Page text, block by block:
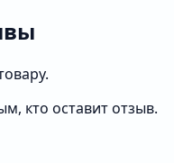
кто оставит отзыв.